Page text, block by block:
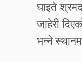
घाइते
जाहेरी
भन्ने